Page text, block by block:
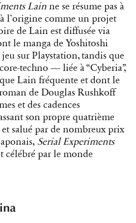
Lain ne se résume pas à
l’origine comme un projet
de Lain est diffusée via
le manga de Yoshitoshi
sur Playstation, tandis que
techno — liée à “Cyberia”,
Lain fréquente et dont le
de Douglas Rushkoff
et des cadences
son propre quatrième
salué par de nombreux prix
Serial Experiments
célébré par le monde